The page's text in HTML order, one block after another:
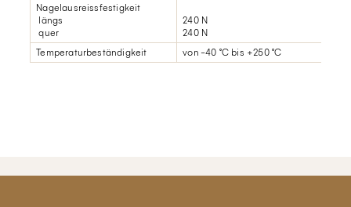
Nagelausreissfestigkeit
längs
quer
240 N
240 N
Temperaturbeständigkeit
von -40 °C bis +250 °C